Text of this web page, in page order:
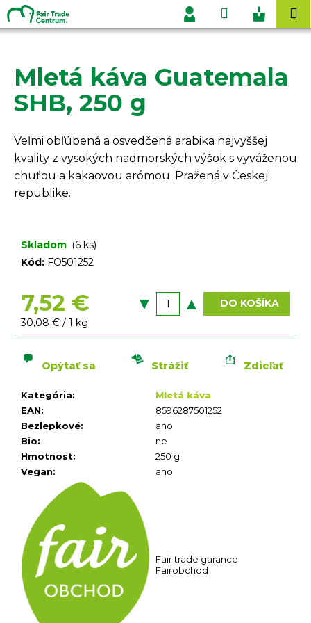
Prejsť
na
obsah
Hľadať
Prihlásenie
Mletá káva Guatemala
SHB, 250 g
Veľmi obľúbená a osvedčená arabika najvyššej
kvality z vysokých nadmorských výšok s vyváženou
chuťou a kakaovou arómou. Pražená v Českej
republike.
Skladom (6 ks)
Kód: FO501252
7,52 €
Jednotková
cena:
30,08 € / 1 kg
DO KOŠÍKA
Kategória:
Mletá káva
EAN:
8596287501252
Bezlepkové:
ano
Bio:
ne
Hmotnost:
250 g
Vegan: ano
Fair trade garance
Fairobchod
Opýtať sa Strážiť Zdieľať
K
o
Späť
Späť
Č
o
p
o
t
r
e
b
e
e
n
á
?
HĽADAŤ
p
o